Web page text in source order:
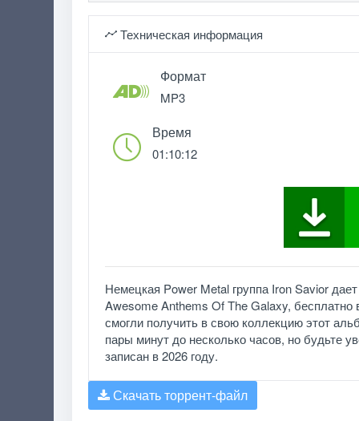
Техническая информация
Формат
MP3
Время
01:10:12
Немецкая Power Metal группа Iron Savior
Awesome Anthems Of The Galaxy,
смогли получить в свою коллекцию этот
пары минут до несколько часов, но будьте
записан в 2026 году.
Скачать торрент-файл